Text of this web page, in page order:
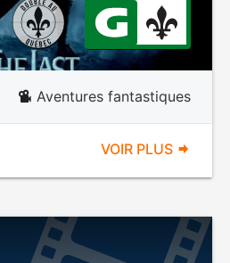
Aventures fantastiques
VOIR PLUS